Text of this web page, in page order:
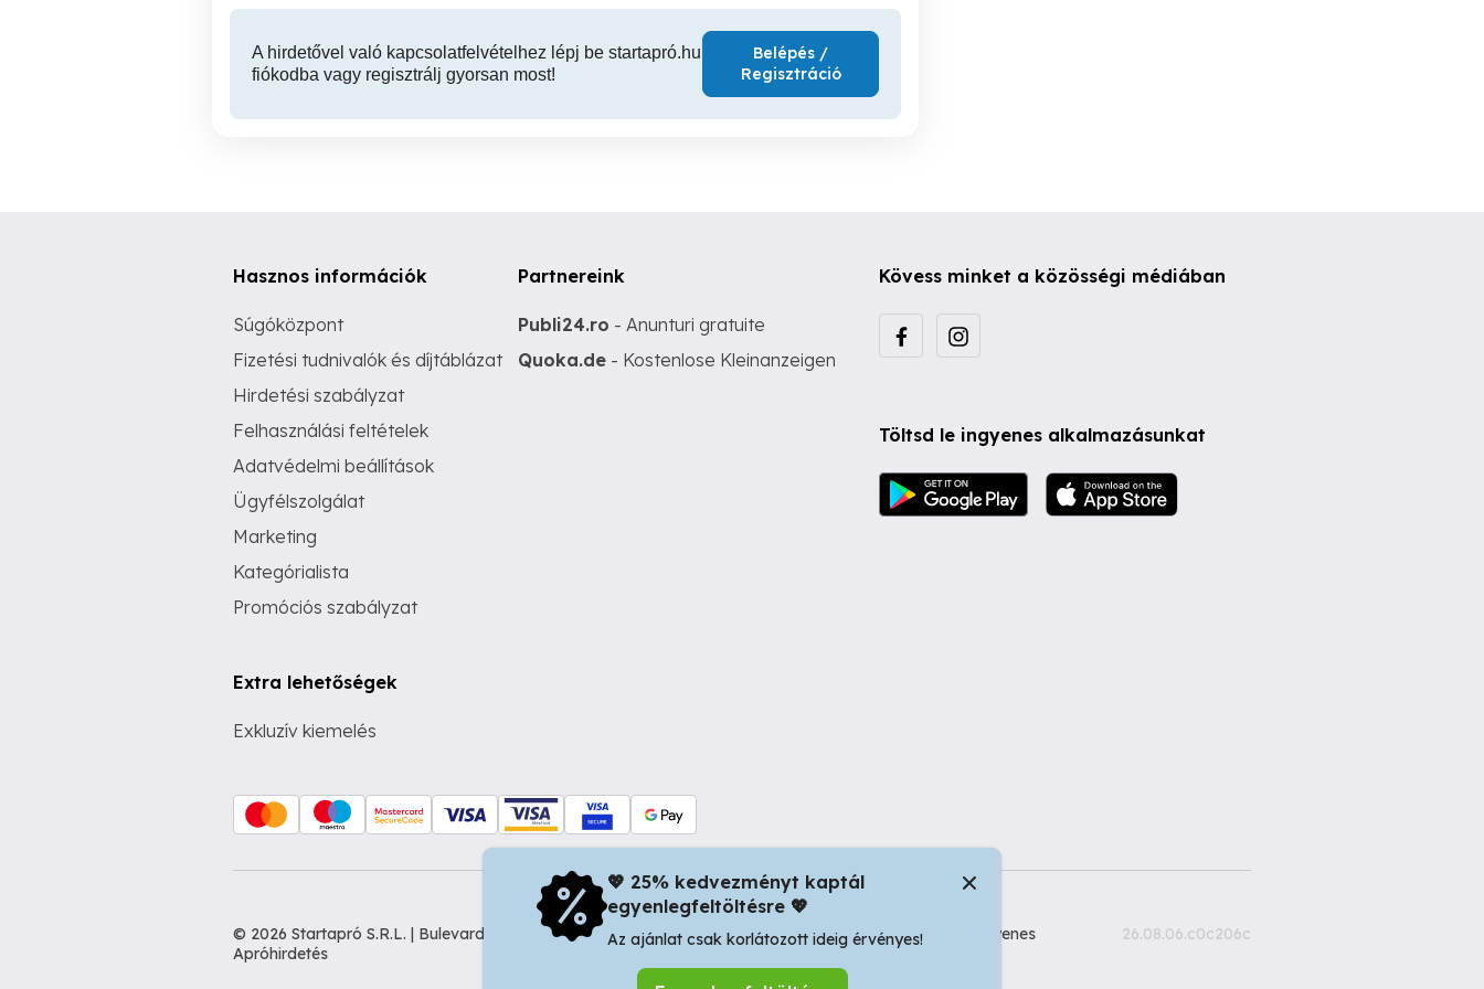
A hirdetővel való kapcsolatfelvételhez lépj be startapró.hu
fiókodba vagy regisztrálj gyorsan most!
Belépés /
Regisztráció
Hasznos információk
Súgóközpont
Fizetési tudnivalók és díjtáblázat
Hirdetési szabályzat
Felhasználási feltételek
Adatvédelmi beállítások
Ügyfélszolgálat
Marketing
Kategórialista
Promóciós szabályzat
Extra lehetőségek
Exkluzív kiemelés
Partnereink
Publi24.ro - Anunturi gratuite
Quoka.de - Kostenlose Kleinanzeigen
Kövess minket a közösségi médiában
Töltsd le ingyenes alkalmazásunkat
© 2026 Startapró S.R.L. | Bulevardul Dacia nr 34, Oradea 410346, Romania | Tax ID: RO44483373 -
Ingyenes
Apróhirdetés
26.08.06.c0c206c
💖 25% kedvezményt kaptál
egyenlegfeltöltésre 💖
Az ajánlat csak korlátozott ideig érvényes!